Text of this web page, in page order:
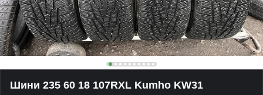
Шини 235 60 18 107RXL Kumho KW31